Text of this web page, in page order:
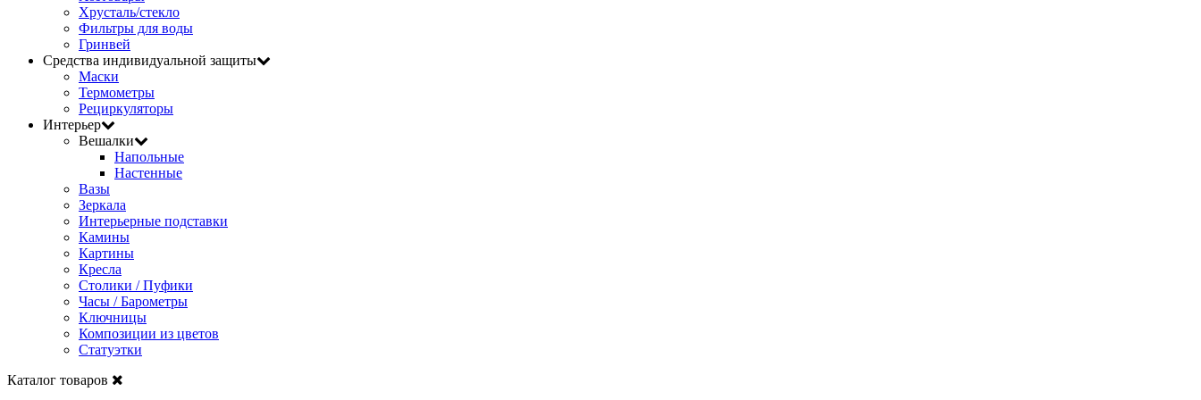
Хрусталь/стекло
Фильтры для воды
Гринвей
Средства индивидуальной защиты
Маски
Термометры
Рециркуляторы
Интерьер
Вешалки
Напольные
Настенные
Вазы
Зеркала
Интерьерные подставки
Камины
Картины
Кресла
Столики / Пуфики
Часы / Барометры
Ключницы
Композиции из цветов
Статуэтки
Каталог товаров